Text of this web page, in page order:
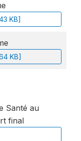
KB]
KB]
Santé au
final